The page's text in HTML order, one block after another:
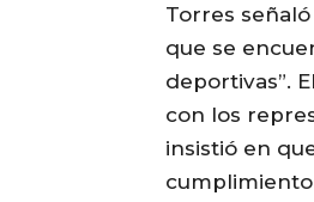
Torres
que se
deportivas”.
con los
insistió en
cumplimiento